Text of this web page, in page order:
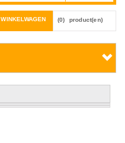
WINKELWAGEN (0) product(en)